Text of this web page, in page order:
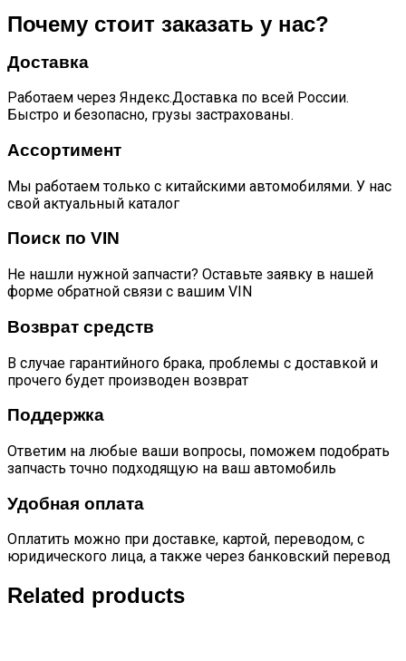
quantity
Почему стоит заказать у нас?
Доставка
Работаем через Яндекс.Доставка по всей России.
Быстро и безопасно, грузы застрахованы.
Ассортимент
Мы работаем только с китайскими автомобилями. У нас
свой актуальный каталог
Поиск по VIN
Не нашли нужной запчасти? Оставьте заявку в нашей
форме обратной связи с вашим VIN
Возврат средств
В случае гарантийного брака, проблемы с доставкой и
прочего будет производен возврат
Поддержка
Ответим на любые ваши вопросы, поможем подобрать
запчасть точно подходящую на ваш автомобиль
Удобная оплата
Оплатить можно при доставке, картой, переводом, с
юридического лица, а также через банковский перевод
Related products